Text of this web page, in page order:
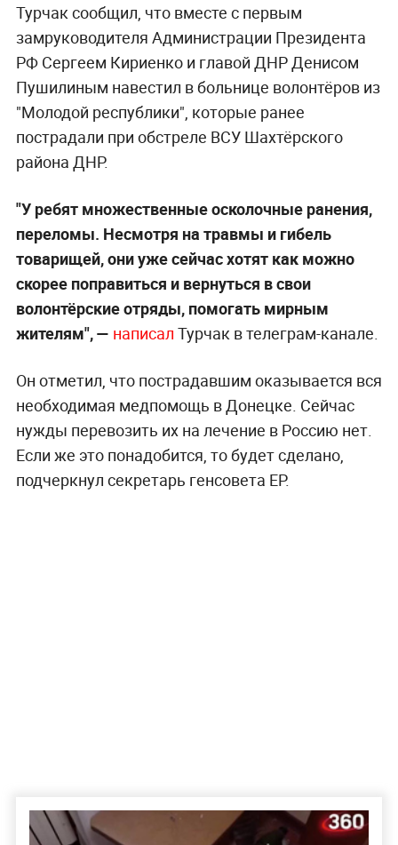
Турчак сообщил, что вместе с первым
замруководителя Администрации Президента
РФ Сергеем Кириенко и главой ДНР Денисом
Пушилиным навестил в больнице волонтёров из
"Молодой республики", которые ранее
пострадали при обстреле ВСУ Шахтёрского
района ДНР.
"У ребят множественные осколочные ранения,
переломы. Несмотря на травмы и гибель
товарищей, они уже сейчас хотят как можно
скорее поправиться и вернуться в свои
волонтёрские отряды, помогать мирным
жителям", — написал Турчак в телеграм-канале.
Он отметил, что пострадавшим оказывается вся
необходимая медпомощь в Донецке. Сейчас
нужды перевозить их на лечение в Россию нет.
Если же это понадобится, то будет сделано,
подчеркнул секретарь генсовета ЕР.